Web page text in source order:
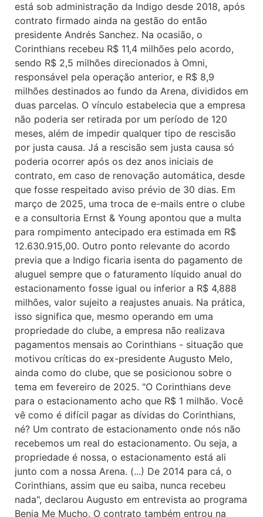
está sob administração da Indigo desde 2018, após
contrato firmado ainda na gestão do então
presidente Andrés Sanchez. Na ocasião, o
Corinthians recebeu R$ 11,4 milhões pelo acordo,
sendo R$ 2,5 milhões direcionados à Omni,
responsável pela operação anterior, e R$ 8,9
milhões destinados ao fundo da Arena, divididos em
duas parcelas. O vínculo estabelecia que a empresa
não poderia ser retirada por um período de 120
meses, além de impedir qualquer tipo de rescisão
por justa causa. Já a rescisão sem justa causa só
poderia ocorrer após os dez anos iniciais de
contrato, em caso de renovação automática, desde
que fosse respeitado aviso prévio de 30 dias. Em
março de 2025, uma troca de e-mails entre o clube
e a consultoria Ernst & Young apontou que a multa
para rompimento antecipado era estimada em R$
12.630.915,00. Outro ponto relevante do acordo
previa que a Indigo ficaria isenta do pagamento de
aluguel sempre que o faturamento líquido anual do
estacionamento fosse igual ou inferior a R$ 4,888
milhões, valor sujeito a reajustes anuais. Na prática,
isso significa que, mesmo operando em uma
propriedade do clube, a empresa não realizava
pagamentos mensais ao Corinthians - situação que
motivou críticas do ex-presidente Augusto Melo,
ainda como do clube, que se posicionou sobre o
tema em fevereiro de 2025. "O Corinthians deve
para o estacionamento acho que R$ 1 milhão. Você
vê como é difícil pagar as dívidas do Corinthians,
né? Um contrato de estacionamento onde nós não
recebemos um real do estacionamento. Ou seja, a
propriedade é nossa, o estacionamento está ali
junto com a nossa Arena. (...) De 2014 para cá, o
Corinthians, assim que eu saiba, nunca recebeu
nada", declarou Augusto em entrevista ao programa
Benja Me Mucho. O contrato também entrou na